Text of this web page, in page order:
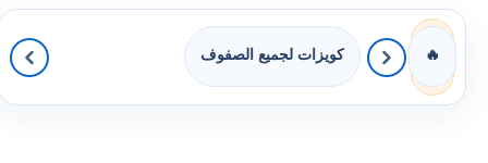
🔥 كويزات لجميع الصفوف